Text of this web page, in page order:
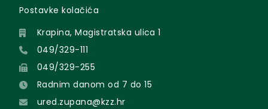
Postavke kolačića
Krapina, Magistratska ulica 1
049/329-111
049/329-255
Radnim danom od 7 do 15
ured.zupana@kzz.hr